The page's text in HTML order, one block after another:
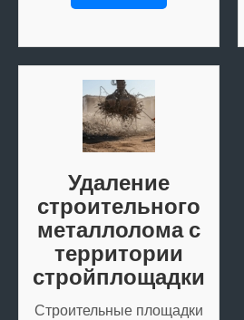
Удаление
строительного
металлолома с
территории
стройплощадки
Строительные площадки